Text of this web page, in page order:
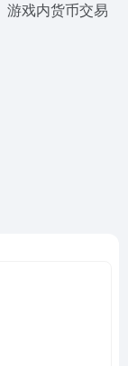
游戏内货币交易